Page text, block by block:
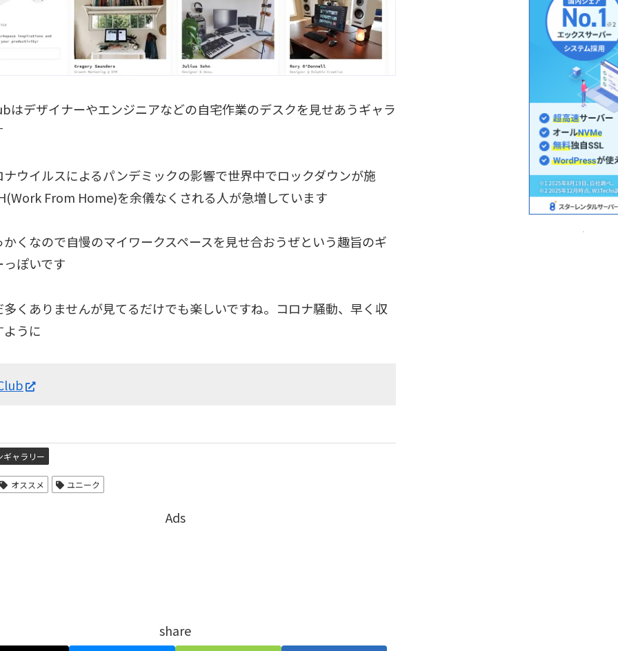
はデザイナーやエンジニアなどの自宅作業のデスクを見せあうギャラ
ウイルスによるパンデミックの影響で世界中でロックダウンが施
From Home)を余儀なくされる人が急増しています
くなので自慢のマイワークスペースを見せ合おうぜという趣旨のギ
ぽいです
くありませんが見てるだけでも楽しいですね。コロナ騒動、早く収
うに
ギャラリー
オススメ ユニーク
Ads
share